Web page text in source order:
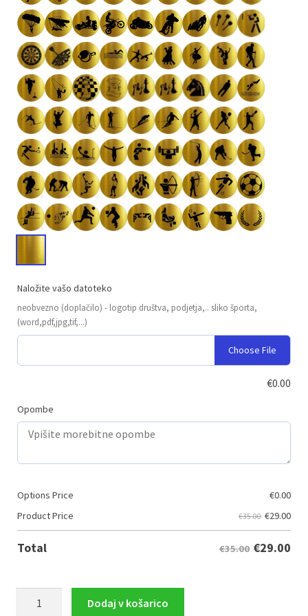
Naložite vašo datoteko
neobvezno (doplačilo) - logotip društva, podjetja,.. sliko športa,
(word,pdf,jpg,tif,...)
Choose File
€0.00
Opombe
Options Price €0.00
Product Price
€35.00 €29.00
Total €35.00 €29.00
Dodaj v košarico